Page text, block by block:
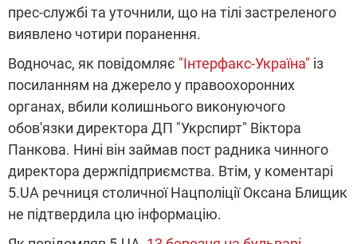
прес-службі та уточнили, що на тілі застреленого
виявлено чотири поранення.
Водночас, як повідомляє "Інтерфакс-Україна" із
посиланням на джерело у правоохоронних
органах, вбили колишнього виконуючого
обов'язки директора ДП "Укрспирт" Віктора
Панкова. Нині він займав пост радника чинного
директора держпідприємства. Втім, у коментарі
5.UA речниця столичної Нацполіції Оксана Блищик
не підтвердила цю інформацію.